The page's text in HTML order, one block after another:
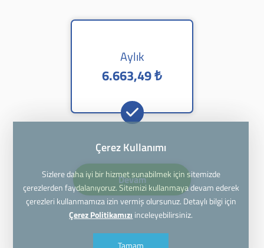
Aylık
6.663,49 ₺
Devam
Çerez Kullanımı
Sizlere daha iyi bir hizmet sunabilmek için sitemizde
çerezlerden faydalanıyoruz. Sitemizi kullanmaya devam ederek
çerezleri kullanmamıza izin vermiş olursunuz. Detaylı bilgi için
Çerez Politikamızı inceleyebilirsiniz.
Tamam